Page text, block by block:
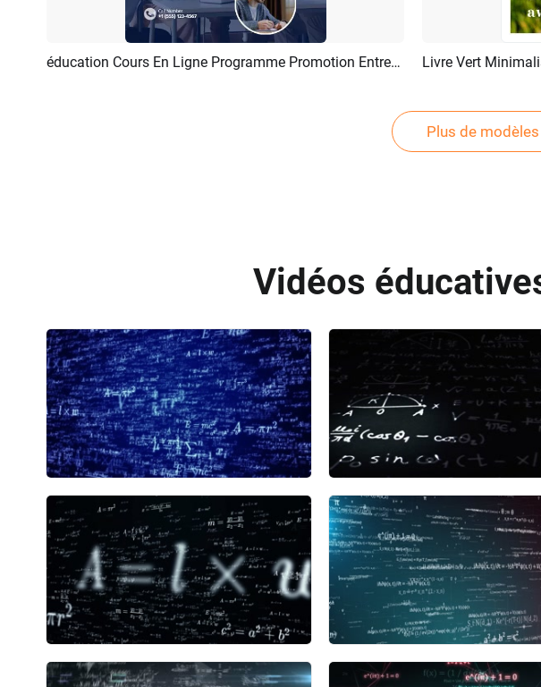
Aperçu Créer IA éducation Cours En Ligne Programme Promotion Entreprise
Plus de modèles
Vidéos